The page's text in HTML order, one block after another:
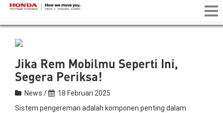
Jika Rem Mobilmu Seperti Ini,
Segera Periksa!
News /
18 Februari 2025
Sistem pengereman adalah komponen penting dalam